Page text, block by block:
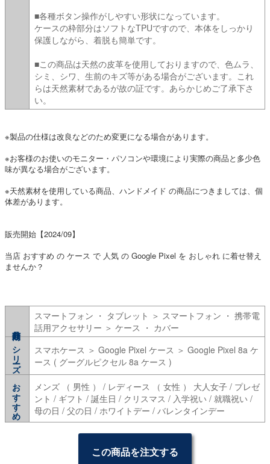
■各種ボタン操作がしやすい形状になっています。
ケースの枠部分はソフトなTPUですので、本体をしっかり
保護しながら、着脱も簡単です。
■この商品は天然の皮革を使用しておりますので、色ムラ、
シミ、シワ、生前のキズ等がある場合がございます。これ
らは天然素材であるが故の証です。あらかじめご了承下さ
い。
※製品の仕様は改良などのため変更になる場合があります。
※お客様のお使いのモニター・パソコンや環境により実際の商品と多少色
味が異なる場合がございます。
※天然素材を使用している商品、ハンドメイド の商品につきましては、個
体差があります。
販売開始【2024/09】
当店 おすすめ の ケース で 人気 の Google Pixel を おしゃれ に着せ替え
ませんか？
スマートフォン ・ タブレット ＞ スマートフォン ・ 携帯電
話用アクセサリー ＞ ケース ・ カバー
シリーズ
スマホケース ＞ Google Pixel ケース ＞ Google Pixel 8a ケ
ース ( グーグルピクセル 8a ケース )
おすすめ
メンズ （ 男性 ） / レディース （ 女性 ） 大人女子 / プレゼ
ント / ギフト / 誕生日 / クリスマス / 入学祝い / 就職祝い /
母の日 / 父の日 / ホワイトデー / バレンタインデー
この商品を注文する